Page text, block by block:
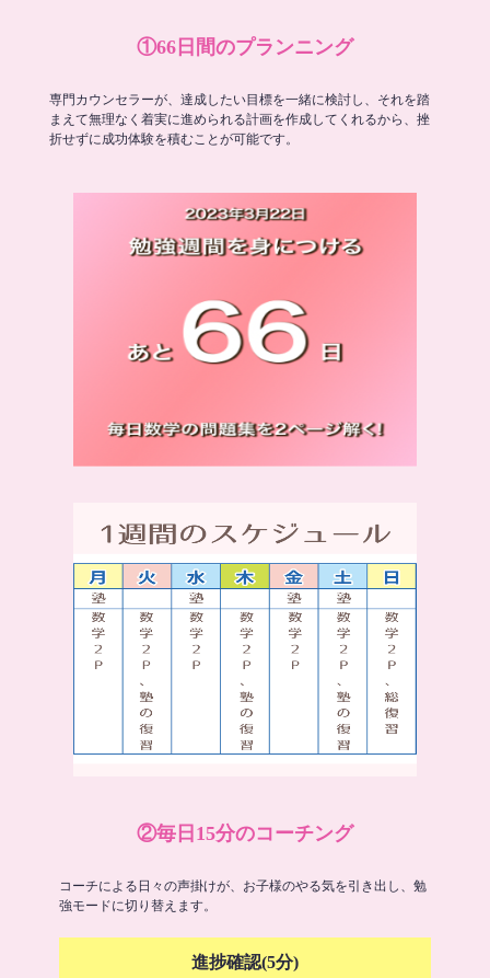
①66日間のプランニング
専門カウンセラーが、達成したい目標を一緒に検討し、それを踏
まえて無理なく着実に進められる計画を作成してくれるから、挫
折せずに成功体験を積むことが可能です。
②毎日15分のコーチング
コーチによる日々の声掛けが、お子様のやる気を引き出し、勉
強モードに切り替えます。
進捗確認(5分)